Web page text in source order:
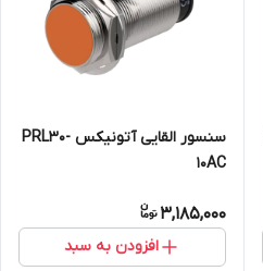
سنسور القایی آتونیکس PRL30-
10AC
3,185,000
افزودن به سبد